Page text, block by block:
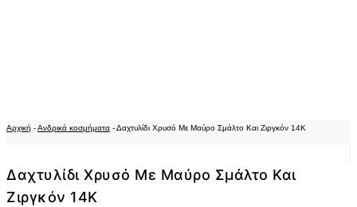
Αρχική -Ανδρικά κοσμήματα -Δαχτυλίδι Χρυσό Με Μαύρο Σμάλτο Και Ζιργκόν 14Κ
Δαχτυλίδι Χρυσό Με Μαύρο Σμάλτο Και
Ζιργκόν 14Κ